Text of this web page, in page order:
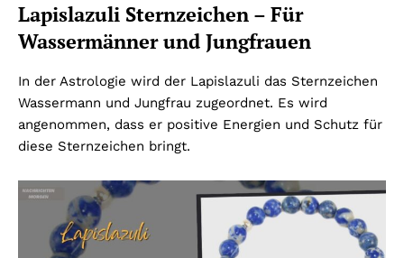
Lapislazuli Sternzeichen – Für
Wassermänner und Jungfrauen
In der Astrologie wird der Lapislazuli das Sternzeichen
Wassermann und Jungfrau zugeordnet. Es wird
angenommen, dass er positive Energien und Schutz für
diese Sternzeichen bringt.